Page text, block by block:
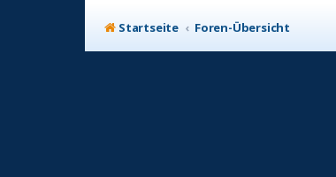
Startseite Foren-Übersicht